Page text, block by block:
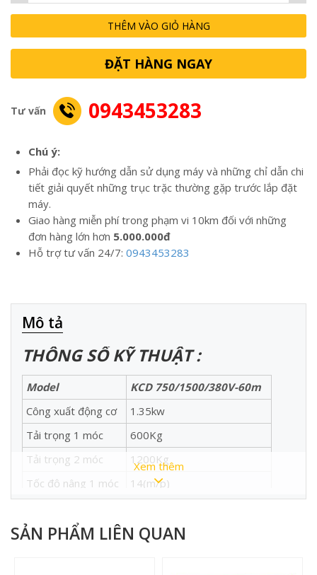
THÊM VÀO GIỎ HÀNG
ĐẶT HÀNG NGAY
Tư vấn 0943453283
Chú ý:
Phải đọc kỹ hướng dẫn sử dụng máy và những chỉ dẫn chi
tiết giải quyết những trục trặc thường gặp trước lắp đặt
máy.
Giao hàng miễn phí trong phạm vi 10km đối với những
đơn hàng lớn hơn 5.000.000đ
Hỗ trợ tư vấn 24/7: 0943453283
Mô tả
THÔNG SỐ KỸ THUẬT :
Model
KCD 750/1500/380V-60m
Công xuất động cơ
1.35kw
Tải trọng 1 móc
600Kg
Tải trọng 2 móc
1200Kg
Tốc độ nâng 1 móc
14(m/p)
Điện áp
220V
Xem thêm
SẢN PHẨM LIÊN QUAN